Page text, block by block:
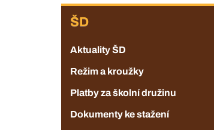
ZŠ
ŠD
Aktuality ŠD
Režim a kroužky
Platby za školní družinu
Dokumenty ke stažení